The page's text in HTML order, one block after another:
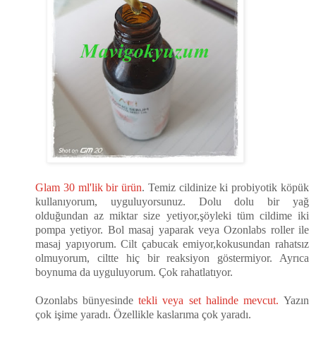
Glam 30 ml'lik bir ürün. Temiz cildinize ki probiyotik köpük
kullanıyorum, uyguluyorsunuz. Dolu dolu bir yağ
olduğundan az miktar size yetiyor,şöyleki tüm cildime iki
pompa yetiyor. Bol masaj yaparak veya Ozonlabs roller ile
masaj yapıyorum. Cilt çabucak emiyor,kokusundan rahatsız
olmuyorum, ciltte hiç bir reaksiyon göstermiyor. Ayrıca
boynuma da uyguluyorum. Çok rahatlatıyor.
Ozonlabs bünyesindetekli veya set halinde mevcut. Yazın
çok işime yaradı. Özellikle kaslarıma çok yaradı.